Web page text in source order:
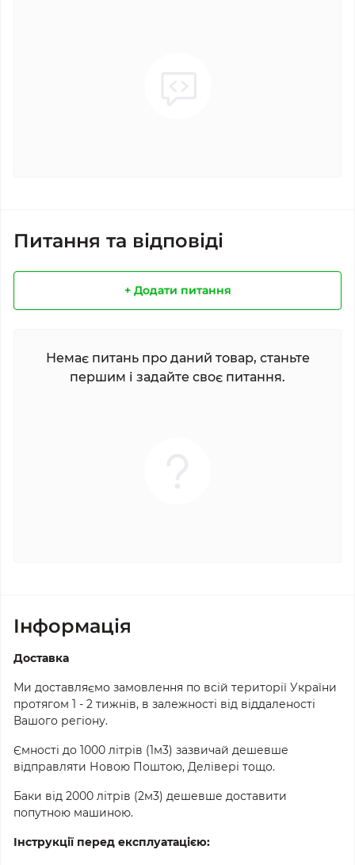
Питання та відповіді
+ Додати питання
Немає питань про даний товар, станьте
першим і задайте своє питання.
Iнформація
Доставка
Ми доставляємо замовлення по всій території України
протягом 1 - 2 тижнів, в залежності від віддаленості
Вашого регіону.
Ємності до 1000 літрів (1м3) зазвичай дешевше
відправляти Новою Поштою, Делівері тощо.
Баки від 2000 літрів (2м3) дешевше доставити
попутною машиною.
Інструкції перед експлуатацією: